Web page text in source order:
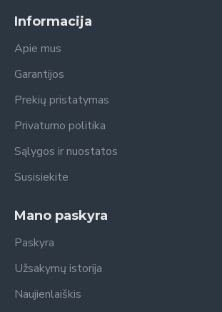
Informacija
Apie mus
Garantijos
Prekių pristatymas
Privatumo politika
Sąlygos ir nuostatos
Susisiekite
Mano paskyra
Paskyra
Užsakymų istorija
Naujienlaiškis